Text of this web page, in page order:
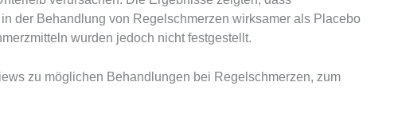
der Behandlung von Regelschmerzen wirksamer als Placebo
wurden jedoch nicht festgestellt.
zu möglichen Behandlungen bei Regelschmerzen, zum